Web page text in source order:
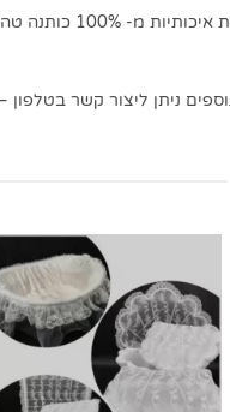
אנו מציעים מגוון רחב של מוצרי
ליצור קשר בטלפון – 03-